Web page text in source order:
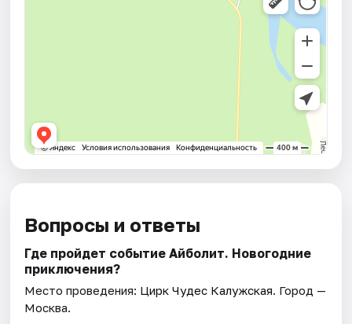
Вопросы и ответы
Где пройдет событие Айболит. Новогодние
приключения?
Место проведения: Цирк Чудес Калужская. Город —
Москва.